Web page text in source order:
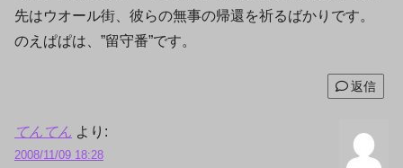
先はウオール街、彼らの無事の帰還を祈るばかりです。
のえぱぱは、”留守番”です。
返信
てんてん より:
2008/11/09 18:28